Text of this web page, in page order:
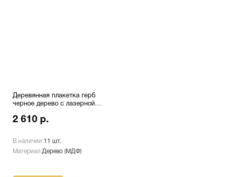
Деревянная плакетка герб
черное дерево с лазерной
2 610 р.
В наличии:11 шт.
Материал:Дерево (МДФ)